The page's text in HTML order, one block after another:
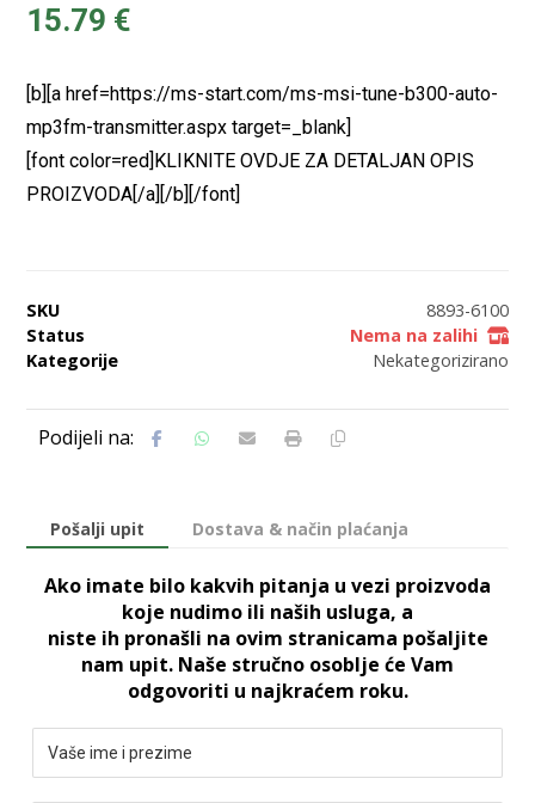
15.79 €
[b][a href=https://ms-start.com/ms-msi-tune-b300-auto-
mp3fm-transmitter.aspx target=_blank]
[font color=red]KLIKNITE OVDJE ZA DETALJAN OPIS
PROIZVODA[/a][/b][/font]
SKU
8893-6100
Status
Nema na zalihi
Kategorije
Nekategorizirano
Pošalji upit Dostava & način plaćanja
Ako imate bilo kakvih pitanja u vezi proizvoda
koje nudimo ili naših usluga, a
niste ih pronašli na ovim stranicama pošaljite
nam upit. Naše stručno osoblje će Vam
odgovoriti u najkraćem roku.